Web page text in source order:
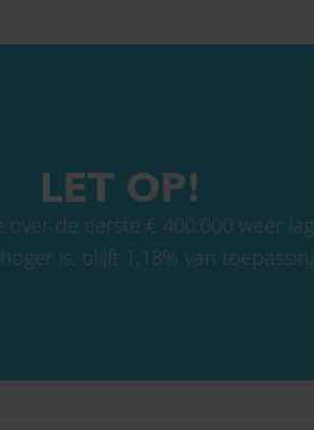
LET OP!
de eerste € 400.000 weer
is, blijft 1,18% van